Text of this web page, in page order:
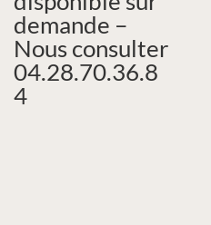
demande –
Nous consulter
04.28.70.36.8
4